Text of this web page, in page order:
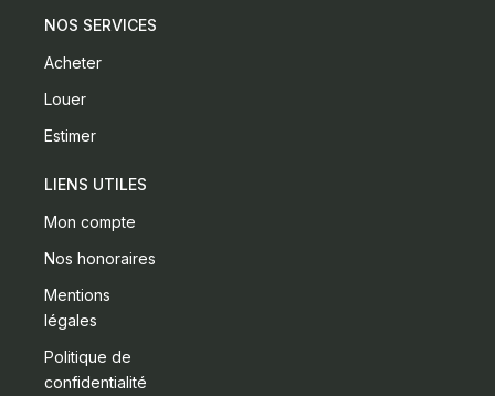
NOS SERVICES
Acheter
Louer
Estimer
LIENS UTILES
Mon compte
Nos honoraires
Mentions
légales
Politique de
confidentialité